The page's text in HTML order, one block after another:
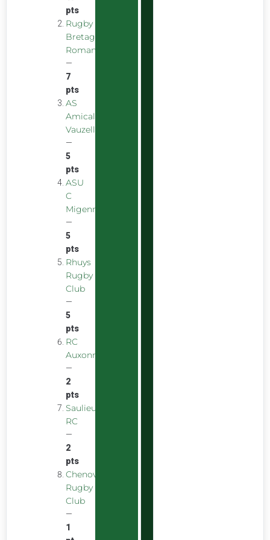
pts
Rugby
Bretagne
Romantique
—
7
pts
AS
Amicale
Vauzelles
—
5
pts
ASU
C
Migennes
—
5
pts
Rhuys
Rugby
Club
—
5
pts
RC
Auxonnais
—
2
pts
Saulieu
RC
—
2
pts
Chenove
Rugby
Club
—
1